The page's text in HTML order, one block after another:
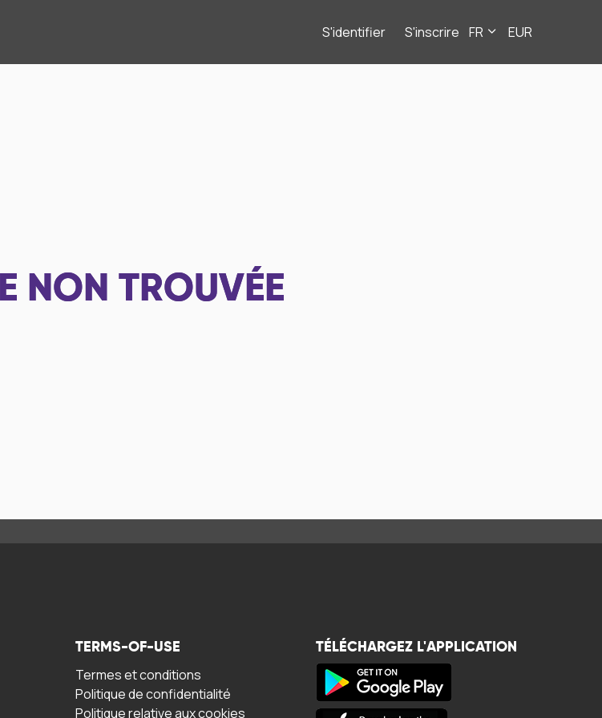
S'identifier S'inscrire FR EUR
NON TROUVÉE
TERMS-OF-USE
Termes et conditions
Politique de confidentialité
Politique relative aux cookies
TÉLÉCHARGEZ L'APPLICATION